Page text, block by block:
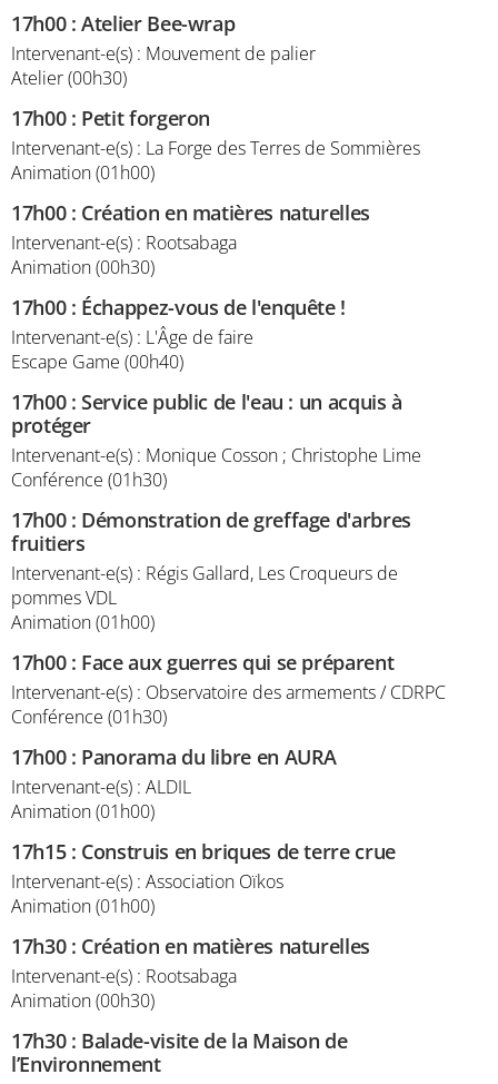
17h00:Atelier Bee-wrap
Intervenant-e(s) : Mouvement de palier
Atelier (00h30)
17h00: Petit forgeron
Intervenant-e(s) : La Forge des Terres de Sommières
Animation (01h00)
17h00: Création en matières naturelles
Intervenant-e(s) : Rootsabaga
Animation (00h30)
17h00: Échappez-vous de l'enquête !
Intervenant-e(s) : L'Âge de faire
Escape Game (00h40)
17h00:Service public de l'eau : un acquis à
protéger
Intervenant-e(s) : Monique Cosson ; Christophe Lime
Conférence (01h30)
17h00: Démonstration de greffage d'arbres
fruitiers
Intervenant-e(s) : Régis Gallard, Les Croqueurs de
pommes VDL
Animation (01h00)
17h00: Face aux guerres qui se préparent
Intervenant-e(s) : Observatoire des armements / CDRPC
Conférence (01h30)
17h00: Panorama du libre en AURA
Intervenant-e(s) : ALDIL
Animation (01h00)
17h15: Construis en briques de terre crue
Intervenant-e(s) : Association Oïkos
Animation (01h00)
17h30: Création en matières naturelles
Intervenant-e(s) : Rootsabaga
Animation (00h30)
17h30: Balade-visite de la Maison de
l’Environnement